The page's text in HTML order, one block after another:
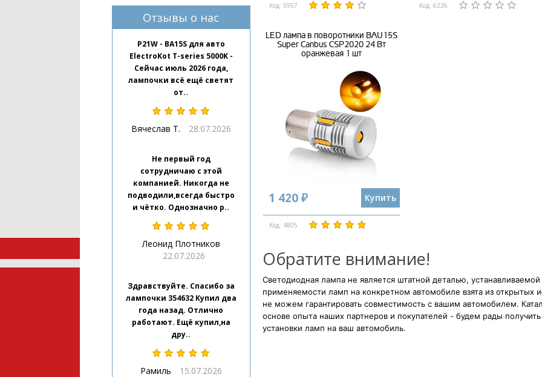
Отзывы о нас
P21W - BA15S для авто
ElectroKot T-series 5000K -
Сейчас июль 2026 года,
лампочки всё ещё светят
от..
Вячеслав Т. 28.07.2026
Не первый год
сотрудничаю с этой
компанией. Никогда не
подводили,всегда быстро
и чётко. Однозначно р..
Леонид Плотников
22.07.2026
Здравствуйте. Спасибо за
лампочки 354632 Купил два
года назад. Отлично
работают. Ещё купил,на
дру..
Рамиль 15.07.2026
Код: 5957 Код: 6226
LED лампа в поворотники BAU15S
Super Canbus CSP2020 24 Вт
оранжевая 1 шт
1 420 ₽ Купить
Код: 4805
Обратите внимание!
Светодиодная лампа не является штатной деталью,
применяемости ламп на конкретном автомобиле взята из открытых
не можем гарантировать совместимость с вашим автомобилем.
основе опыта наших партнеров и покупателей - будем рады
установки ламп на ваш автомобиль.